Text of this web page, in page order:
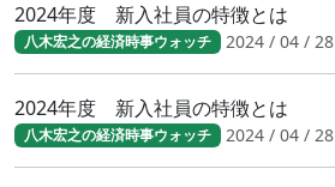
2024年度 新入社員の特徴とは
八木宏之の経済時事ウォッチ 2024 / 04 / 28
2024年度 新入社員の特徴とは
八木宏之の経済時事ウォッチ 2024 / 04 / 28